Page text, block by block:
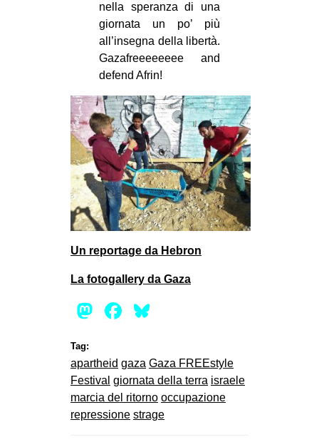
nella speranza di una
giornata un po’ più
all’insegna della libertà.
Gazafreeeeeeee and
defend Afrin!
Un reportage da Hebron
La fotogallery da Gaza
Mastodon
Facebook
Tag:
apartheid gaza Gaza FREEstyle
Festival giornata della terra israele
marcia del ritorno occupazione
repressione strage